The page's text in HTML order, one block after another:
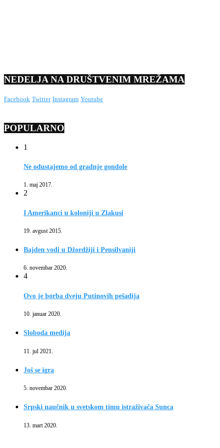
NEDELJA NA DRUŠTVENIM MREŽAMA
Facebook Twitter Instagram Youtube
POPULARNO
1
Ne odustajemo od gradnje gondole
1. maj 2017.
2
I Amerikanci u koloniji u Zlakusi
19. avgust 2015.
Bajden vodi u Džordžiji i Pensilvaniji
6. novembar 2020.
4
Ovo je borba dveju Putinovih pešadija
10. januar 2020.
Sloboda medija
11. jul 2021.
Još se igra
5. novembar 2020.
Srpski naučnik u svetskom timu istraživača Sunca
13. mart 2020.